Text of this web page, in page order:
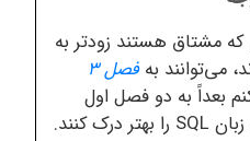
هستند زودتر به
بهفصل ۳
دو فصل اول